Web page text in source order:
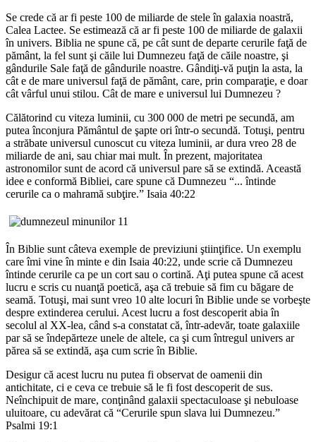
Se crede că ar fi peste 100 de miliarde de stele în galaxia noastră,
Calea Lactee. Se estimează că ar fi peste 100 de miliarde de galaxii
în univers. Biblia ne spune că, pe cât sunt de departe cerurile faţă de
pământ, la fel sunt şi căile lui Dumnezeu faţă de căile noastre, şi
gândurile Sale faţă de gândurile noastre. Gândiţi-vă puţin la asta, la
cât e de mare universul faţă de pământ, care, prin comparaţie, e doar
cât vârful unui stilou. Cât de mare e universul lui Dumnezeu ?
Călătorind cu viteza luminii, cu 300 000 de metri pe secundă, am
putea înconjura Pământul de şapte ori într-o secundă. Totuşi, pentru
a străbate universul cunoscut cu viteza luminii, ar dura vreo 28 de
miliarde de ani, sau chiar mai mult. În prezent, majoritatea
astronomilor sunt de acord că universul pare să se extindă. Această
idee e conformă Bibliei, care spune că Dumnezeu “... întinde
cerurile ca o mahramă subţire.” Isaia 40:22
În Biblie sunt câteva exemple de previziuni ştiinţifice. Un exemplu
care îmi vine în minte e din Isaia 40:22, unde scrie că Dumnezeu
întinde cerurile ca pe un cort sau o cortină. Aţi putea spune că acest
lucru e scris cu nuanţă poetică, aşa că trebuie să fim cu băgare de
seamă. Totuşi, mai sunt vreo 10 alte locuri în Biblie unde se vorbeşte
despre extinderea cerului. Acest lucru a fost descoperit abia în
secolul al XX-lea, când s-a constatat că, într-adevăr, toate galaxiile
par să se îndepărteze unele de altele, ca şi cum întregul univers ar
părea să se extindă, aşa cum scrie în Biblie.
Desigur că acest lucru nu putea fi observat de oamenii din
antichitate, ci e ceva ce trebuie să le fi fost descoperit de sus.
Neînchipuit de mare, conţinând galaxii spectaculoase şi nebuloase
uluitoare, cu adevărat că “Cerurile spun slava lui Dumnezeu.”
Psalmi 19:1